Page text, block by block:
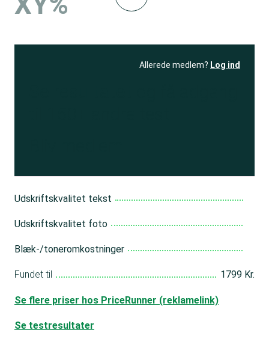
Allerede medlem? Log ind
Udskriftskvalitet tekst
Udskriftskvalitet foto
Blæk-/toneromkostninger
Fundet til 1799 Kr.
Se flere priser hos PriceRunner (reklamelink)
Se testresultater